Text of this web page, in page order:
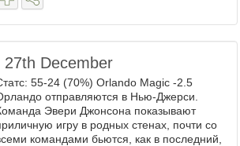
27th December
55-24 (70%) Orlando Magic -2.5
отправляются в Нью-Джерси.
Эвери Джонсона показывают
игру в родных стенах, почти со
командами бьются, как в последний,